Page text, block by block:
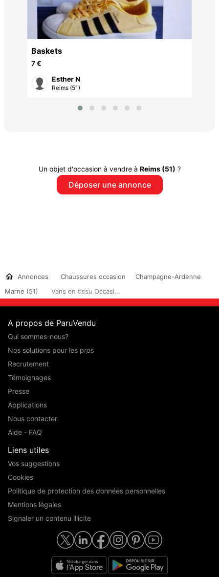
Baskets
7 €
Esther N
Reims (51)
Un objet d'occasion à vendre à Reims (51) ?
Déposer une annonce
Annonces Chaussures occasion
Champagne-Ardenne
Marne (51)
Vans en tissu Occasi...
A propos de ParuVendu
Qui sommes-nous?
Nos solutions pour les pros
Recrutement
Témoignages
Presse
Applications
Nous contacter
Aide - FAQ
Liens utiles
Vos suggestions
Cookies
Politique de protection des données personnelles
Mentions légales
Signaler un contenu illicite